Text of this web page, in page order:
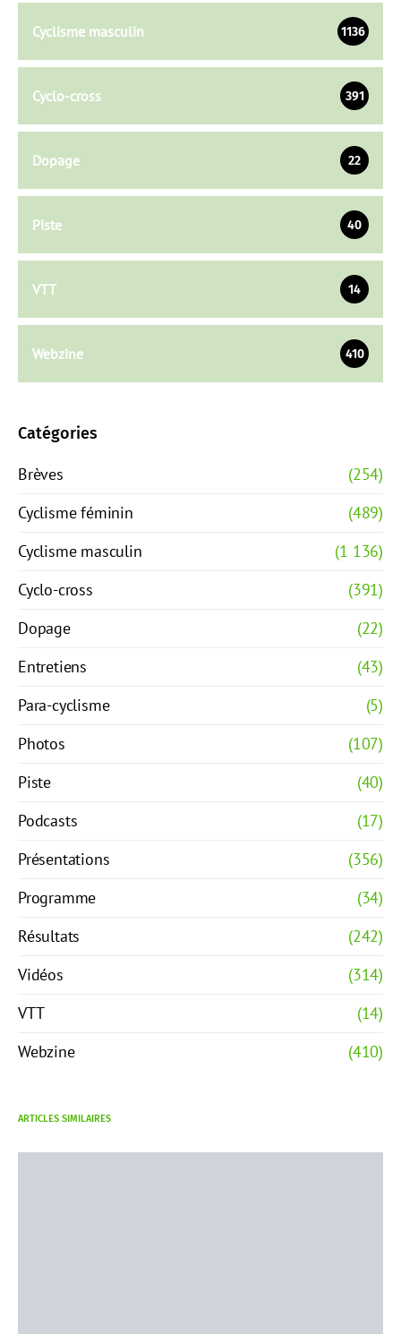
Cyclisme masculin 1136
Cyclo-cross 391
Dopage 22
Piste 40
VTT 14
Webzine 410
Catégories
Brèves
(254)
Cyclisme féminin
(489)
Cyclisme masculin
(1 136)
Cyclo-cross
(391)
Dopage
(22)
Entretiens
(43)
Para-cyclisme
(5)
Photos
(107)
Piste
(40)
Podcasts
(17)
Présentations
(356)
Programme
(34)
Résultats
(242)
Vidéos
(314)
VTT
(14)
Webzine
(410)
ARTICLES SIMILAIRES